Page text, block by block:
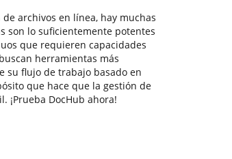
archivos en línea, hay muchas
son lo suficientemente potentes
que requieren capacidades
herramientas más
su flujo de trabajo basado en
que hace que la gestión de
¡Prueba DocHub ahora!